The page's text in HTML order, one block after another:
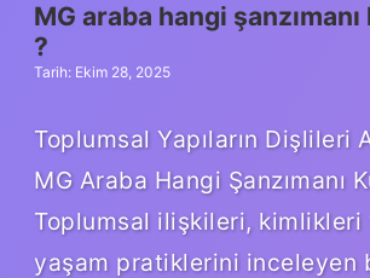
MG araba hangi
?
Tarih: Ekim 28, 2025
Toplumsal Yapıların Dişlileri
MG Araba Hangi Şanzımanı
Toplumsal ilişkileri, kimlikleri
yaşam pratiklerini inceleyen